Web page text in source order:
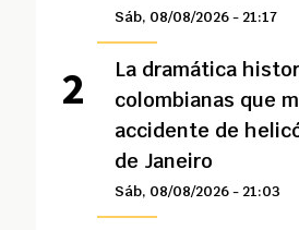
Sáb, 08/08/2026 - 21:17
La dramática
colombianas que
accidente de
de Janeiro
Sáb, 08/08/2026 - 21:03